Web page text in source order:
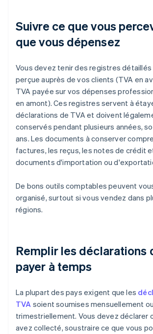
Suivre ce que vous
que vous dépensez
Vous devez tenir des registres détaillés
perçue auprès de vos clients (TVA en
TVA payée sur vos dépenses
en amont). Ces registres servent à
déclarations de TVA et doivent
conservés pendant plusieurs années,
ans. Les documents à conserver
factures, les reçus, les notes de crédit
documents d'importation ou
De bons outils comptables peuvent
organisé, surtout si vous vendez dans
régions.
Remplir les déclarations
payer à temps
La plupart des pays exigent que les
TVA soient soumises mensuellement ou
trimestriellement. Vous devez déclarer
avez collecté, soustraire ce que vous